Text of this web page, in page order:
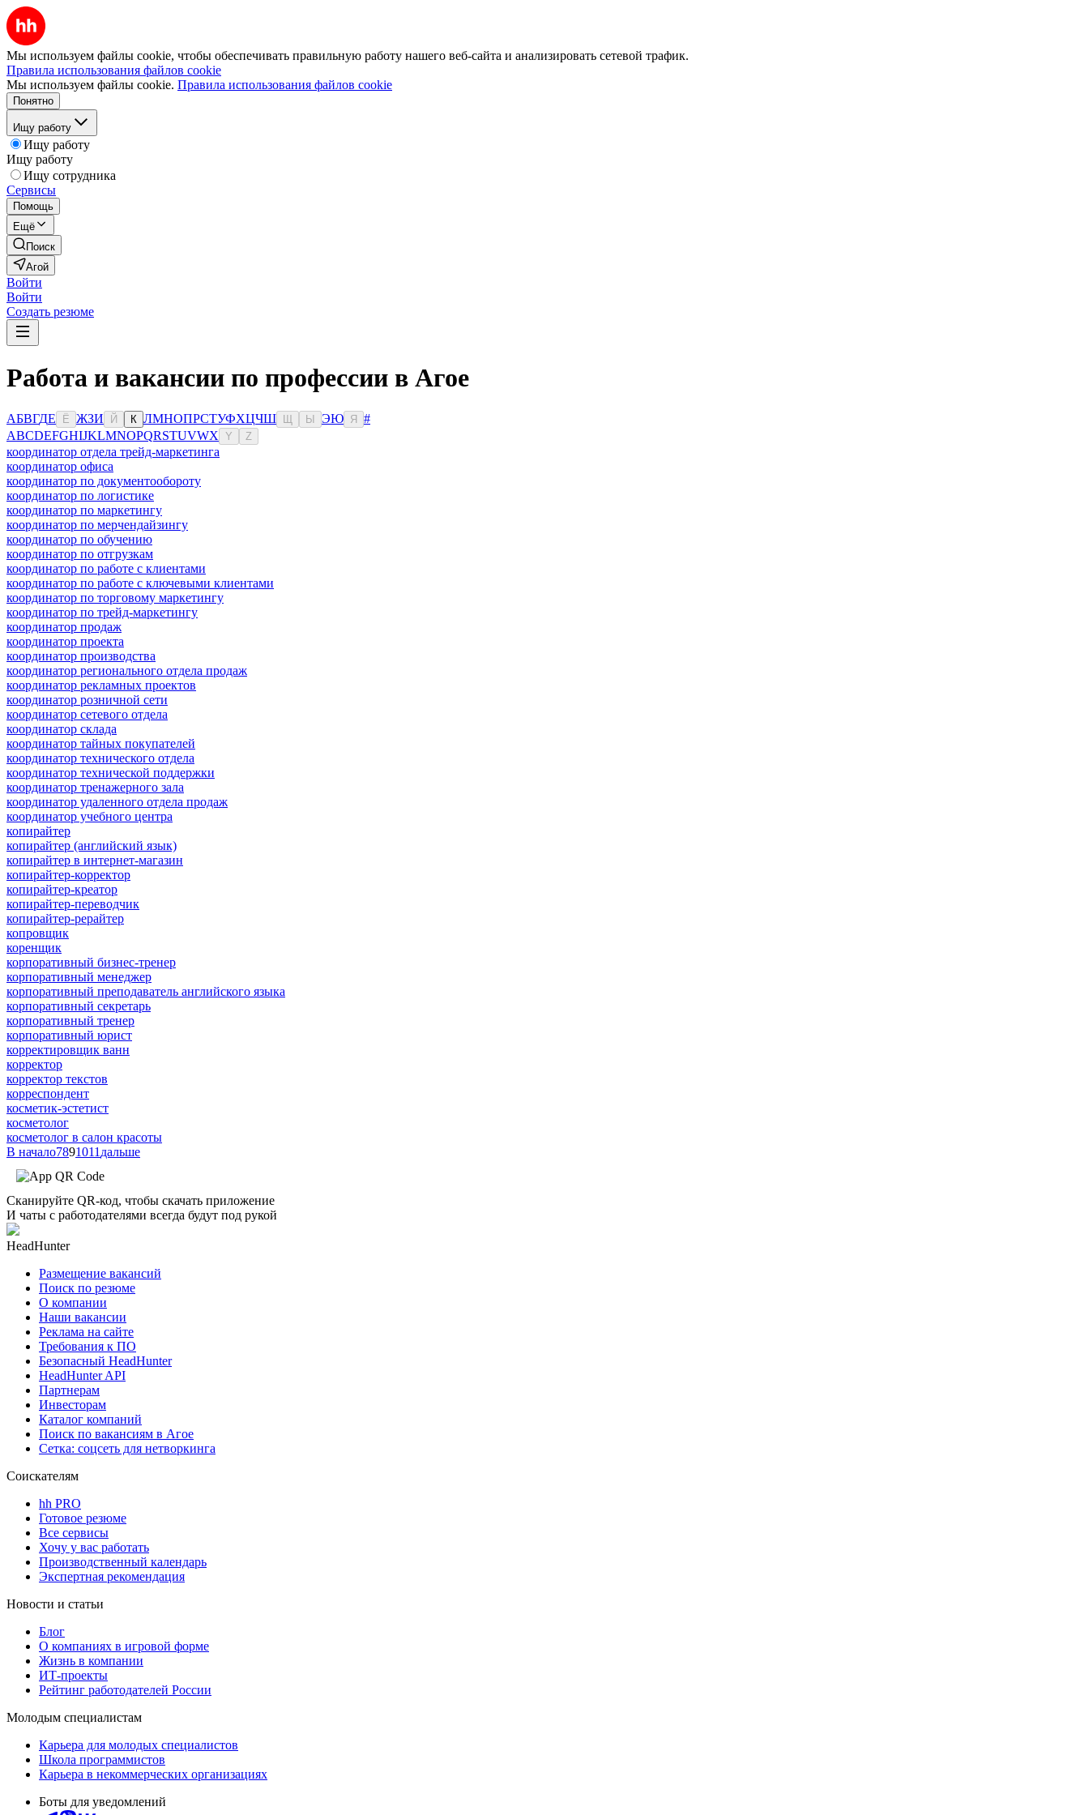
Мы используем файлы cookie, чтобы обеспечивать правильную работу нашего веб-сайта и анализировать сетевой трафик.
Правила использования файлов cookie
Мы используем файлы cookie. Правила использования файлов cookie
Понятно
Ищу работу
Ищу работу
Ищу работу
Ищу сотрудника
Сервисы
Помощь
Ещё
Поиск
Агой
Войти
Войти
Создать резюме
Работа и вакансии по профессии в Агое
АБВГДЕ Ё ЖЗИ Й К ЛМНОПРСТУФХЦЧШ Ы ЭЮ Я
#
ABCDEFGHIJKLMNOPQRSTUVWX Y Z
координатор отдела трейд-маркетинга
координатор офиса
координатор по документообороту
координатор по логистике
координатор по маркетингу
координатор по мерчендайзингу
координатор по обучению
координатор по отгрузкам
координатор по работе с клиентами
координатор по работе с ключевыми клиентами
координатор по торговому маркетингу
координатор по трейд-маркетингу
координатор продаж
координатор проекта
координатор производства
координатор регионального отдела продаж
координатор рекламных проектов
координатор розничной сети
координатор сетевого отдела
координатор склада
координатор тайных покупателей
координатор технического отдела
координатор технической поддержки
координатор тренажерного зала
координатор удаленного отдела продаж
координатор учебного центра
копирайтер
копирайтер (английский язык)
копирайтер в интернет-магазин
копирайтер-корректор
копирайтер-креатор
копирайтер-переводчик
копирайтер-рерайтер
копровщик
коренщик
корпоративный бизнес-тренер
корпоративный менеджер
корпоративный преподаватель английского языка
корпоративный секретарь
корпоративный тренер
корпоративный юрист
корректировщик ванн
корректор
корректор текстов
корреспондент
косметик-эстетист
косметолог
косметолог в салон красоты
В начало7891011 дальше
Сканируйте QR-код, чтобы скачать приложение
И чаты с работодателями всегда будут под рукой
HeadHunter
Размещение вакансий
Поиск по резюме
О компании
Наши вакансии
Реклама на сайте
Требования к ПО
Безопасный HeadHunter
HeadHunter API
Партнерам
Инвесторам
Каталог компаний
Поиск по вакансиям в Агое
Сетка: соцсеть для нетворкинга
Соискателям
hh PRO
Готовое резюме
Все сервисы
Хочу у вас работать
Производственный календарь
Экспертная рекомендация
Новости и статьи
Блог
О компаниях в игровой форме
Жизнь в компании
ИТ-проекты
Рейтинг работодателей России
Молодым специалистам
Карьера для молодых специалистов
Школа программистов
Карьера в некоммерческих организациях
Боты для уведомлений